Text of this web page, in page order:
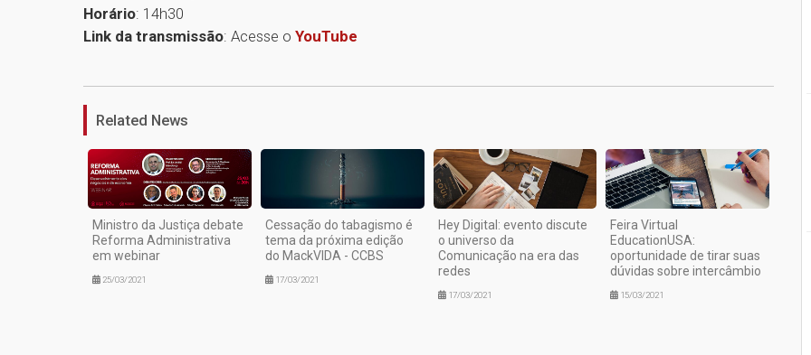
Horário: 14h30
Link da transmissão: Acesse o YouTube
Related News
Ministro da Justiça debate
Reforma Administrativa
em webinar
25/03/2021
Cessação do tabagismo é
tema da próxima edição
do MackVIDA - CCBS
17/03/2021
Hey Digital: evento discute
o universo da
Comunicação na era das
redes
17/03/2021
Feira Virtual
EducationUSA:
oportunidade de tirar suas
dúvidas sobre intercâmbio
15/03/2021